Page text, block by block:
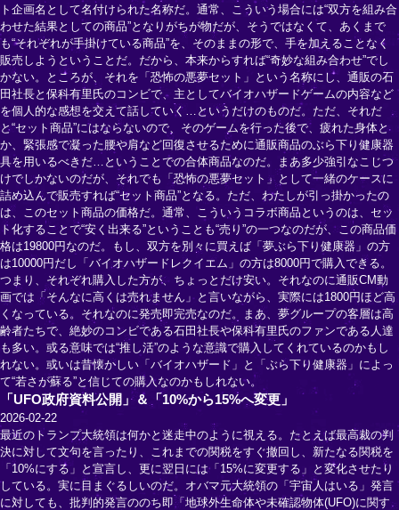
ト企画名として名付けられた名称だ。通常、こういう場合には“双方を組み合
わせた結果としての商品”となりがちが物だが、そうではなくて、あくまで
も“それぞれが手掛けている商品”を、そのままの形で、手を加えることなく
販売しようということだ。だから、本来からすれば“奇妙な組み合わせ”でし
かない。ところが、それを「恐怖の悪夢セット」という名称にし、通販の石
田社長と保科有里氏のコンビで、主としてバイオハザードゲームの内容など
を個人的な感想を交えて話していく…というだけのものだ。ただ、それだ
と“セット商品”にはならないので、そのゲームを行った後で、疲れた身体と
か、緊張感で凝った腰や肩など回復させるために通販商品のぶら下り健康器
具を用いるべきだ…ということでの合体商品なのだ。まあ多少強引なこじつ
けでしかないのだが、それでも「恐怖の悪夢セット」として一緒のケースに
詰め込んで販売すれば“セット商品”となる。ただ、わたしが引っ掛かったの
は、このセット商品の価格だ。通常、こういうコラボ商品というのは、セッ
ト化することで“安く出来る”ということも“売り”の一つなのだが、この商品価
格は19800円なのだ。もし、双方を別々に買えば「夢ぶら下り健康器」の方
は10000円だし「バイオハザードレクイエム」の方は8000円で購入できる。
つまり、それぞれ購入した方が、ちょっとだけ安い。それなのに通販CM動
画では「そんなに高くは売れません」と言いながら、実際には1800円ほど高
くなっている。それなのに発売即完売なのだ。まあ、夢グループの客層は高
齢者たちで、絶妙のコンビである石田社長や保科有里氏のファンである人達
も多い。或る意味では“推し活”のような意識で購入してくれているのかもし
れない。或いは昔懐かしい「バイオハザード」と「ぶら下り健康器」によっ
て“若さが蘇る”と信じての購入なのかもしれない。
「UFO政府資料公開」＆「10%から15%へ変更」
2026-02-22
最近のトランプ大統領は何かと迷走中のように視える。たとえば最高裁の判
決に対して文句を言ったり、これまでの関税をすぐ撤回し、新たなる関税を
「10%にする」と宣言し、更に翌日には「15%に変更する」と変化させたり
している。実に目まぐるしいのだ。オバマ元大統領の「宇宙人はいる」発言
に対しても、批判的発言ののち即「地球外生命体や未確認物体(UFO)に関す